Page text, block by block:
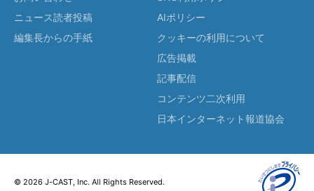
ニュース読者投稿
編集長からの手紙
AIポリシー
クッキーの利用について
広告掲載
記事配信
コンテンツ二次利用
日本インターネット報道協会
© 2026 J-CAST, Inc. All Rights Reserved.